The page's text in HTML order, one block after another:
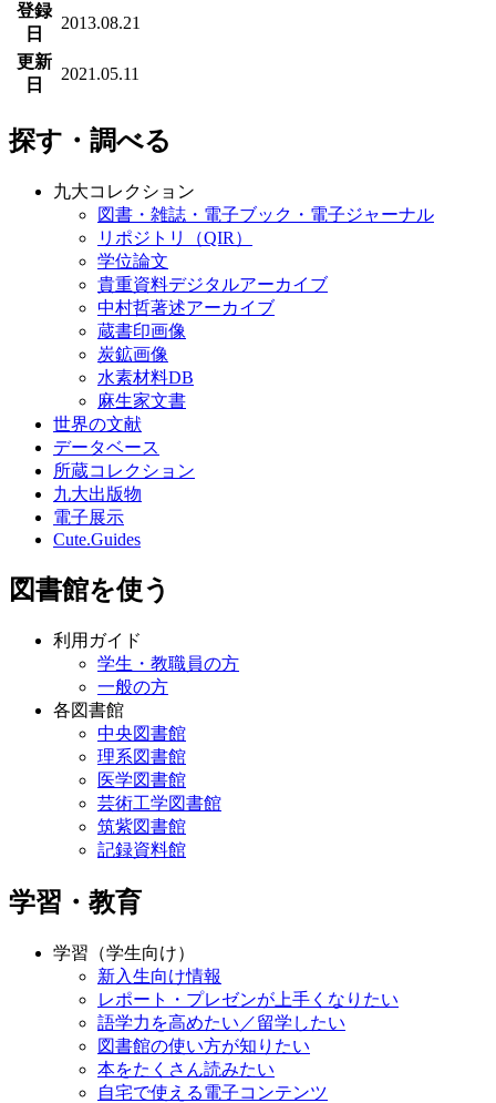
登録
日
2013.08.21
更新
日
2021.05.11
探す・調べる
九大コレクション
図書・雑誌・電子ブック・電子ジャーナル
リポジトリ（QIR）
学位論文
貴重資料デジタルアーカイブ
中村哲著述アーカイブ
蔵書印画像
炭鉱画像
水素材料DB
麻生家文書
世界の文献
データベース
所蔵コレクション
九大出版物
電子展示
Cute.Guides
図書館を使う
利用ガイド
学生・教職員の方
一般の方
各図書館
中央図書館
理系図書館
医学図書館
芸術工学図書館
筑紫図書館
記録資料館
学習・教育
学習（学生向け）
新入生向け情報
レポート・プレゼンが上手くなりたい
語学力を高めたい／留学したい
図書館の使い方が知りたい
本をたくさん読みたい
自宅で使える電子コンテンツ